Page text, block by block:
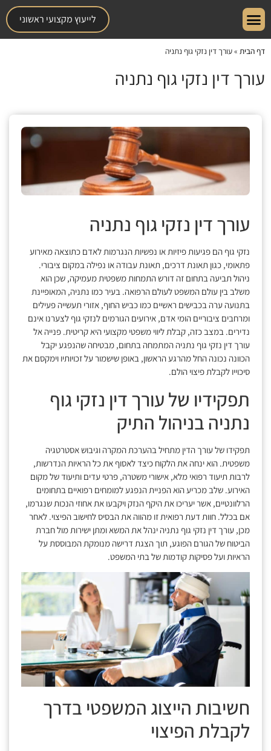
לייעוץ מקצועי ראשוני
דף הבית »עורך דין נזקי גוף נתניה
עורך דין נזקי גוף נתניה
עורך דין נזקי גוף נתניה
נזקי גוף הם פגיעות פיזיות או נפשיות הנגרמות לאדם כתוצאה מאירוע
פתאומי, כגון תאונת דרכים, תאונת עבודה או נפילה במקום ציבורי.
ניהול תביעה בתחום זה דורש התמחות משפטית מעמיקה, שכן הוא
משלב בין עולם המשפט לעולם הרפואה. בעיר כמו נתניה, המאופיינת
בתנועה ערה בכבישים ראשיים כמו כביש החוף, אזורי תעשייה פעילים
ומרחבים ציבוריים הומי אדם, אירועים הגורמים לנזקי גוף לצערנו אינם
נדירים. במצב כזה, קבלת ליווי משפטי מקצועי היא קריטית. פנייה אל
עורך דין נזקי גוף נתניה המתמחה בתחום, מבטיחה שהנפגע יקבל
הכוונה נכונה החל מהרגע הראשון, באופן שישמור על זכויותיו וימקסם את
סיכוייו לקבלת פיצוי הולם.
תפקידיו של עורך דין נזקי גוף
נתניה בניהול התיק
תפקידו של עורך הדין מתחיל בהערכת המקרה וגיבוש אסטרטגיה
משפטית. הוא ינחה את הלקוח כיצד לאסוף את כל הראיות הנדרשות,
לרבות תיעוד רפואי מלא, אישורי משטרה, פרטי עדים ותיעוד של מקום
האירוע. שלב מכריע הוא הפניית הנפגע למומחים רפואיים בתחומים
הרלוונטיים, אשר יעריכו את היקף הנזק ויקבעו את אחוזי הנכות שנגרמו,
אם בכלל. חוות דעת רפואית זו מהווה את הבסיס לחישוב הפיצוי. לאחר
מכן, עורך דין נזקי גוף נתניה ינהל את המשא ומתן ישירות מול חברת
הביטוח של הגורם הפוגע, תוך הצגת דרישה מנומקת המבוססת על
הראיות ועל פסיקות קודמות של בתי המשפט.
חשיבות הייצוג המשפטי בדרך
לקבלת הפיצוי